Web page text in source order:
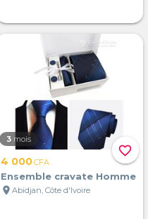
favorite_border
3 mois
4 000CFA
Ensemble cravate Homme
location_on Abidjan, Côte d'Ivoire